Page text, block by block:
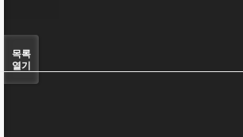
목록
열기